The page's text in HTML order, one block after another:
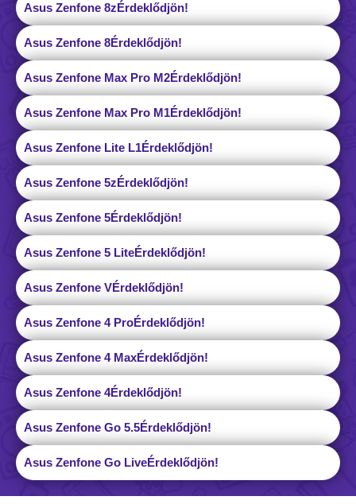
Asus Zenfone 8z Érdeklődjön!
Asus Zenfone 8Érdeklődjön!
Asus Zenfone Max Pro M2Érdeklődjön!
Asus Zenfone Max Pro M1Érdeklődjön!
Asus Zenfone Lite L1Érdeklődjön!
Asus Zenfone 5z Érdeklődjön!
Asus Zenfone 5Érdeklődjön!
Asus Zenfone 5 LiteÉrdeklődjön!
Asus Zenfone VÉrdeklődjön!
Asus Zenfone 4 ProÉrdeklődjön!
Asus Zenfone 4 MaxÉrdeklődjön!
Asus Zenfone 4Érdeklődjön!
Asus Zenfone Go 5.5Érdeklődjön!
Asus Zenfone Go LiveÉrdeklődjön!